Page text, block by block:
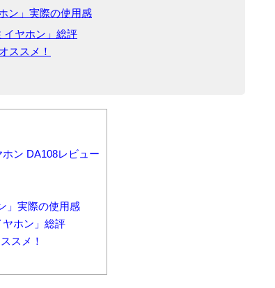
ン」実際の使用感
イヤホン」総評
ススメ！
ン DA108レビュー
」実際の使用感
ヤホン」総評
スメ！